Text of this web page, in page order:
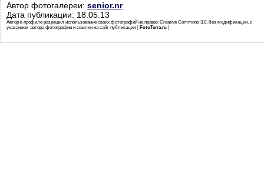
Автор фотогалереи: senior.nr
Дата публикации: 18.05.13
Автор в профиле разрешил использование своих фотографий на правах Creative Commons 3.0, без модификации, с
указанием автора фотографии и ссылки на сайт публикации ( FotoTerra.ru )